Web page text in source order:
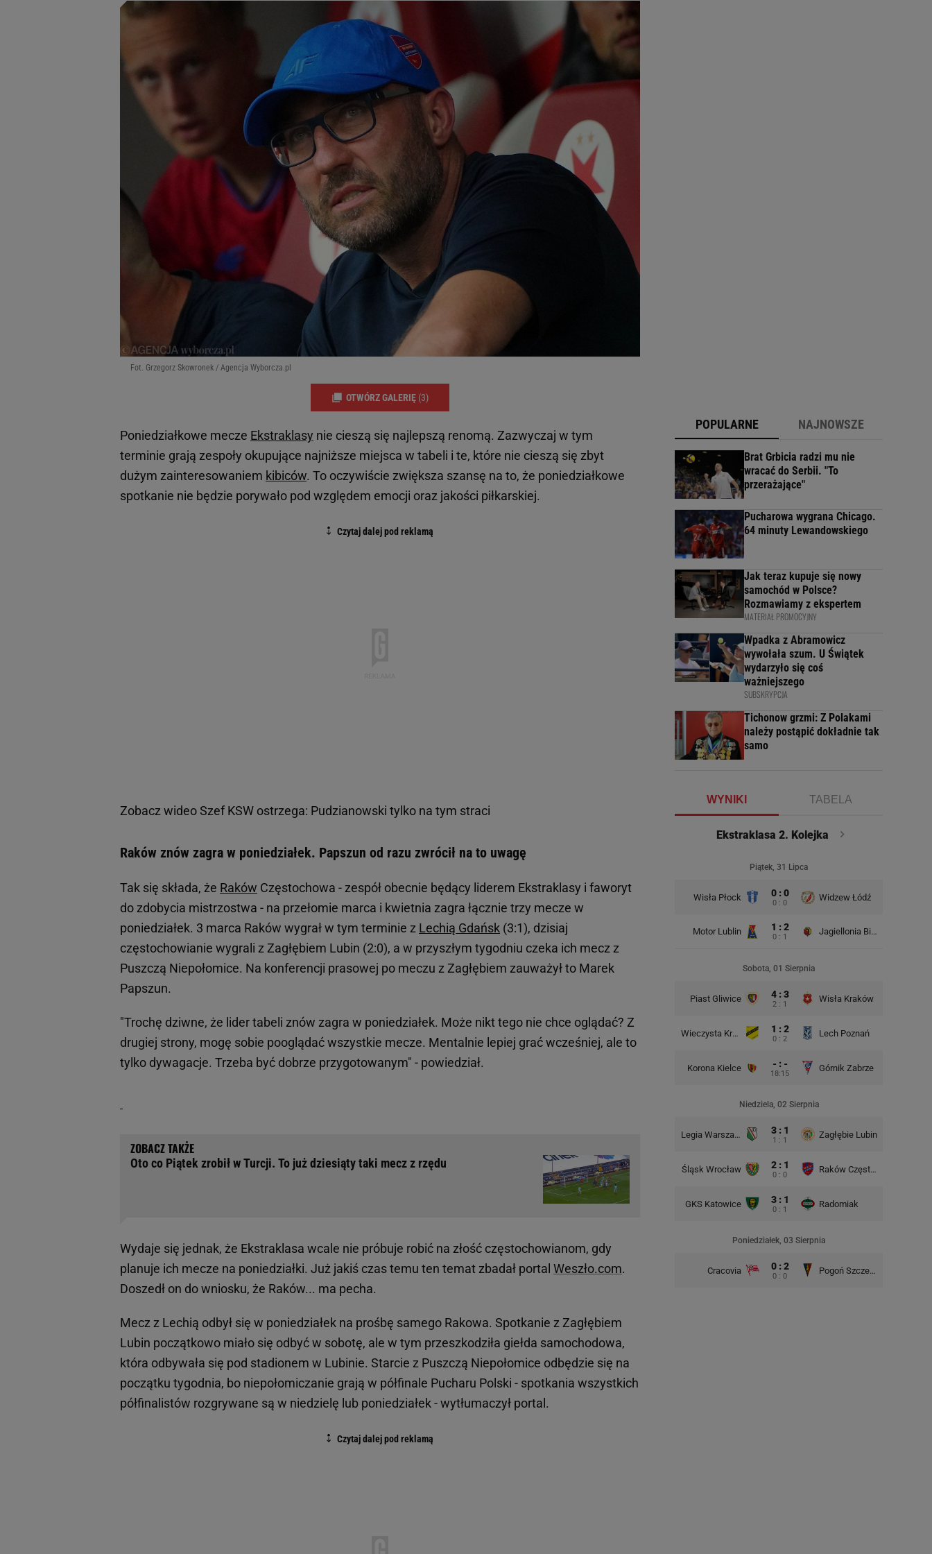
Fot. Grzegorz Skowronek / Agencja Wyborcza.pl
OTWÓRZ GALERIĘ (3)
Poniedziałkowe mecze Ekstraklasy nie cieszą się najlepszą renomą. Zazwyczaj w tym
terminie grają zespoły okupujące najniższe miejsca w tabeli i te, które nie cieszą się zbyt
dużym zainteresowaniem kibiców. To oczywiście zwiększa szansę na to, że poniedziałkowe
spotkanie nie będzie porywało pod względem emocji oraz jakości piłkarskiej.
Zobacz wideoSzef KSW ostrzega: Pudzianowski tylko na tym straci
Raków znów zagra w poniedziałek. Papszun od razu zwrócił na to uwagę
Tak się składa, że Raków Częstochowa - zespół obecnie będący liderem Ekstraklasy i faworyt
do zdobycia mistrzostwa - na przełomie marca i kwietnia zagra łącznie trzy mecze w
poniedziałek. 3 marca Raków wygrał w tym terminie z Lechią Gdańsk (3:1), dzisiaj
częstochowianie wygrali z Zagłębiem Lubin (2:0), a w przyszłym tygodniu czeka ich mecz z
Puszczą Niepołomice. Na konferencji prasowej po meczu z Zagłębiem zauważył to Marek
Papszun.
"Trochę dziwne, że lider tabeli znów zagra w poniedziałek. Może nikt tego nie chce oglądać? Z
drugiej strony, mogę sobie pooglądać wszystkie mecze. Mentalnie lepiej grać wcześniej, ale to
tylko dywagacje. Trzeba być dobrze przygotowanym" - powiedział.
Oto co Piątek zrobił w Turcji. To już dziesiąty taki mecz z rzędu
Wydaje się jednak, że Ekstraklasa wcale nie próbuje robić na złość częstochowianom, gdy
planuje ich mecze na poniedziałki. Już jakiś czas temu ten temat zbadał portal Weszło.com.
Doszedł on do wniosku, że Raków... ma pecha.
Mecz z Lechią odbył się w poniedziałek na prośbę samego Rakowa. Spotkanie z Zagłębiem
Lubin początkowo miało się odbyć w sobotę, ale w tym przeszkodziła giełda samochodowa,
która odbywała się pod stadionem w Lubinie. Starcie z Puszczą Niepołomice odbędzie się na
początku tygodnia, bo niepołomiczanie grają w półfinale Pucharu Polski - spotkania wszystkich
półfinalistów rozgrywane są w niedzielę lub poniedziałek - wytłumaczył portal.
POPULARNE NAJNOWSZE
Brat Grbicia radzi mu nie
wracać do Serbii. "To
przerażające"
Pucharowa wygrana Chicago.
64 minuty Lewandowskiego
Jak teraz kupuje się nowy
samochód w Polsce?
Rozmawiamy z ekspertem
MATERIAŁ PROMOCYJNY
Wpadka z Abramowicz
wywołała szum. U Świątek
wydarzyło się coś
ważniejszego
SUBSKRYPCJA
Tichonow grzmi: Z Polakami
należy postąpić dokładnie tak
samo
WYNIKI TABELA
Ekstraklasa 2. Kolejka
Piątek, 31 Lipca
Wisła Płock 0 : 0
0 : 0
Widzew Łódź
Motor Lublin 1 : 2
0 : 1
Jagiellonia Białystok
Sobota, 01 Sierpnia
Piast Gliwice 4 : 3
2 : 1
Wisła Kraków
Wieczysta Kraków 1 : 2
0 : 2
Lech Poznań
Korona Kielce - : -
18:15
Górnik Zabrze
Niedziela, 02 Sierpnia
Legia Warszawa 3 : 1
1 : 1
Zagłębie Lubin
Śląsk Wrocław 2 : 1
0 : 0
Raków Częstochowa
GKS Katowice 3 : 1
0 : 1
Radomiak
Poniedziałek, 03 Sierpnia
Cracovia 0 : 2
0 : 0
Pogoń Szczecin